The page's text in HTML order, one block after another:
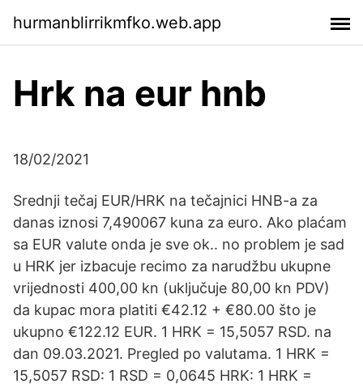
hurmanblirrikmfko.web.app
Hrk na eur hnb
18/02/2021
Srednji tečaj EUR/HRK na tečajnici HNB-a za
danas iznosi 7,490067 kuna za euro. Ako plaćam
sa EUR valute onda je sve ok.. no problem je sad
u HRK jer izbacuje recimo za narudžbu ukupne
vrijednosti 400,00 kn (uključuje 80,00 kn PDV)
da kupac mora platiti €42.12 + €80.00 što je
ukupno €122.12 EUR. 1 HRK = 15,5057 RSD. na
dan 09.03.2021. Pregled po valutama. 1 HRK =
15,5057 RSD: 1 RSD = 0,0645 HRK: 1 HRK =